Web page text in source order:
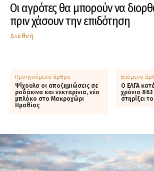
Οι αγρότες θα μπορούν να
πριν χάσουν την επιδότηση
Διεθνή
Προηγούμενο άρθρο
Ψίχουλα οι αποζημιώσεις σε
ροδάκινα και νεκταρίνια, νέο
μπλόκο στο Μακροχώρι
Ημαθίας
Επόμενο
Ο ΕΛΓΑ
χρόνια
στηρίξει